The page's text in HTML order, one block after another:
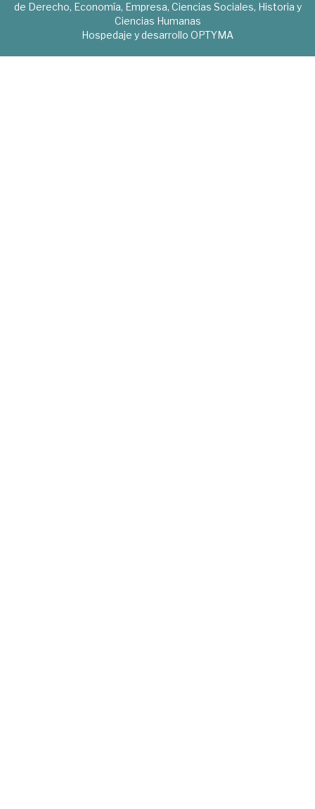
de Derecho, Economía, Empresa, Ciencias Sociales, Historia y
Ciencias Humanas
Hospedaje y desarrollo OPTYMA